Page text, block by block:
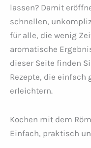
lassen? Damit
schnellen,
für alle, die wenig
aromatische
dieser Seite finden
Rezepte, die einfach
erleichtern.
Kochen mit dem
Einfach, praktisch